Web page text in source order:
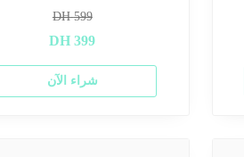
599
DH
399
DH
شراء الآن